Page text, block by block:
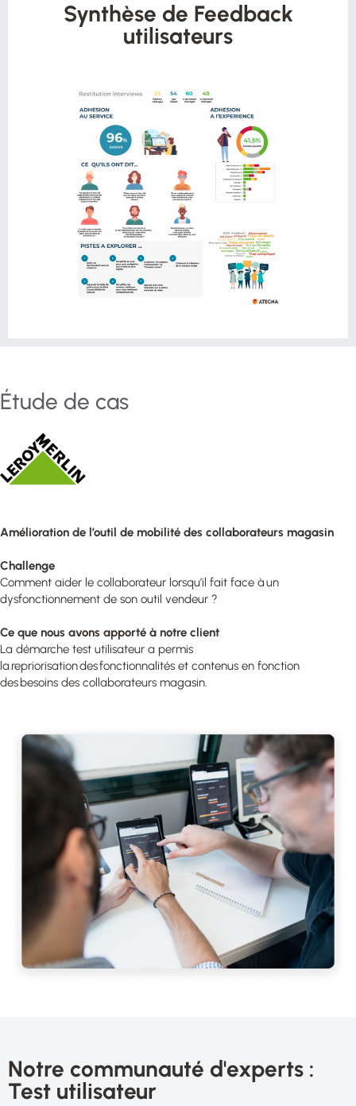
Synthèse de Feedback
utilisateurs
Étude de cas
Amélioration de l’outil de mobilité des collaborateurs magasin
Challenge
Comment aider le collaborateur lorsqu’il fait face à un
dysfonctionnement de son outil vendeur ?
Ce que nous avons apporté à notre client
La démarche test utilisateur a permis
la repriorisation des fonctionnalités et contenus en fonction
des besoins des collaborateurs magasin.
Notre communauté d'experts :
Test utilisateur